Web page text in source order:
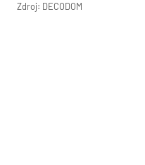
Zdroj: DECODOM